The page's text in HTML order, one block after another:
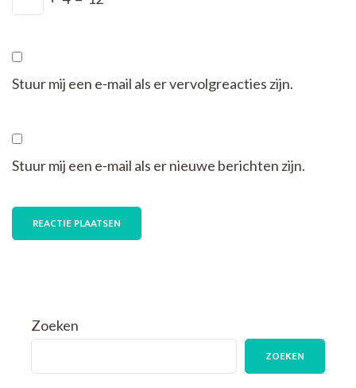
Stuur mij een e-mail als er vervolgreacties zijn.
Stuur mij een e-mail als er nieuwe berichten zijn.
Zoeken
ZOEKEN